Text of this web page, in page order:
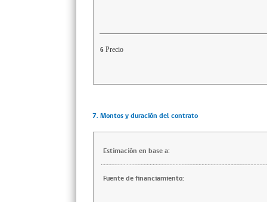
6 Precio
7. Montos y duración del contrato
Estimación en base a:
Fuente de financiamiento: